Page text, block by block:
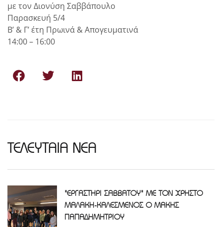
με τον Διονύση Σαββάπουλο
Παρασκευή 5/4
Β’ & Γ’ έτη Πρωινά & Απογευματινά
14:00 – 16:00
ΤΕΛΕΥΤΑΙΑ ΝΕΑ
"ΕΡΓΑΣΤΗΡΙ ΣΑΒΒΑΤΟΥ" ΜΕ ΤΟΝ ΧΡΗΣΤΟ
ΜΑΛΑΚΗ-ΚΑΛΕΣΜΕΝΟΣ Ο ΜΑΚΗΣ
ΠΑΠΑΔΗΜΗΤΡΙΟΥ